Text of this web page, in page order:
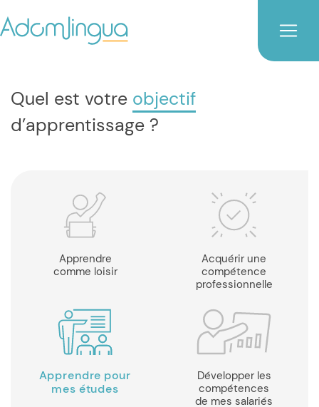
Quel est votre objectif
d’apprentissage ?
Apprendre
comme loisir
Acquérir une
compétence
professionnelle
Apprendre pour
mes études
Développer les
compétences
de mes salariés